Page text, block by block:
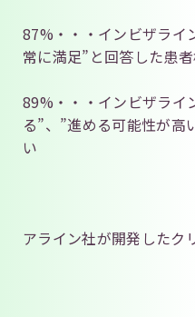
87%・・・インビザライ
常に満足”と回答した患
89%・・・インビザライ
る”、”進める可能性が高
い
アライン社が開発したク